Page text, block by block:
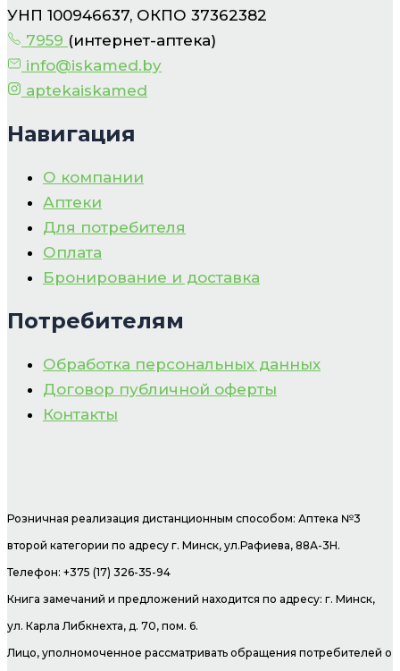
УНП 100946637, ОКПО 37362382
7959 (интернет-аптека)
info@iskamed.by
aptekaiskamed
Навигация
О компании
Аптеки
Для потребителя
Оплата
Бронирование и доставка
Потребителям
Обработка персональных данных
Договор публичной оферты
Контакты
Розничная реализация дистанционным способом: Аптека №3
второй категории по адресу г. Минск, ул.Рафиева, 88А-3Н.
Телефон: +375 (17) 326-35-94
Книга замечаний и предложений находится по адресу: г. Минск,
ул. Карла Либкнехта, д. 70, пом. 6.
Лицо, уполномоченное рассматривать обращения потребителей о